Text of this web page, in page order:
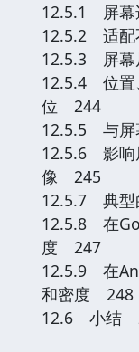
12.5.1 屏幕
12.5.2 适配
12.5.3 屏幕
12.5.4 位置
位 244
12.5.5 与屏
12.5.6 影响
像 245
12.5.7 典型
12.5.8 在
度 247
12.5.9 在
和密度 248
12.6 小结